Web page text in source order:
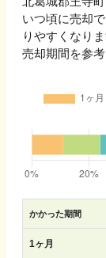
いつ頃に売却
りやすくなりま
売却期間を参
かかった期間
1ヶ月